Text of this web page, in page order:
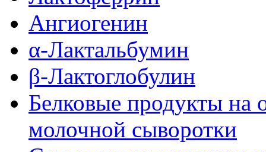
Ангиогенин
α-Лактальбумин
β-Лактоглобулин
Белковые продукты на
молочной сыворотки